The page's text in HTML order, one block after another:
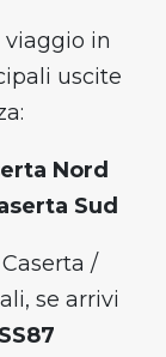
viaggio in
uscite
Nord
Sud
/
se arrivi
SS87